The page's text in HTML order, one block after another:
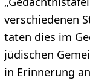
verschiedenen
taten dies im
jüdischen
in Erinnerung